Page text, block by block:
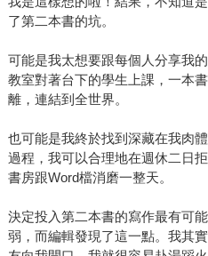
了第二本書的坑。
可能是我太想要跟每個人分享我
教室對著台下的學生上課，一本
離，連結到全世界。
也可能是我終於找到深藏在我肉
過程，我可以合理地在週休二日
書房跟Word檔消磨一整天。
決定投入第二本書的寫作最有可
弱，而編輯發現了這一點。我其